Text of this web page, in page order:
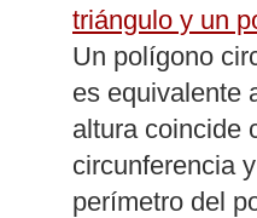
triángulo y un
Un polígono
es equivalente
altura coincide
circunferencia
perímetro del